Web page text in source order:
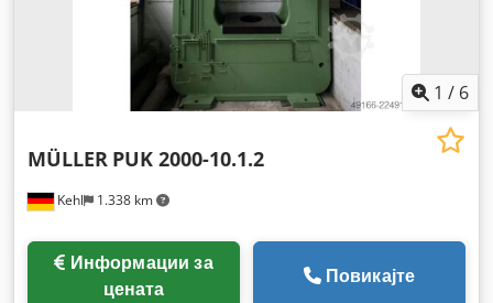
1 / 6
Kehl 1.338 km
MÜLLER PUK 2000-10.1.2
цената
Повикајте